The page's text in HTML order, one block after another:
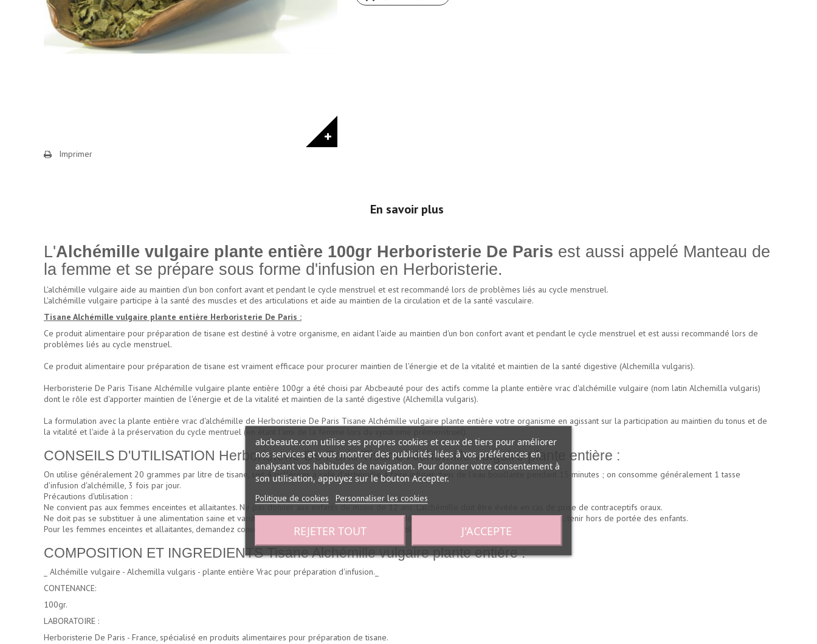
Imprimer
En savoir plus
L'Alchémille vulgaire plante entière 100gr Herboristerie De Paris est aussi appelé Manteau de
la femme et se prépare sous forme d'infusion en Herboristerie.
L'alchémille vulgaire aide au maintien d'un bon confort avant et pendant le cycle menstruel et est recommandé lors de problèmes liés au cycle menstruel.
L'alchémille vulgaire participe à la santé des muscles et des articulations et aide au maintien de la circulation et de la santé vasculaire.
Tisane Alchémille vulgaire plante entière Herboristerie De Paris :
Ce produit alimentaire pour préparation de tisane est destiné à votre organisme, en aidant l'aide au maintien d'un bon confort avant et pendant le cycle menstruel et est aussi recommandé lors de
problèmes liés au cycle menstruel.
Ce produit alimentaire pour préparation de tisane est vraiment efficace pour procurer maintien de l'énergie et de la vitalité et maintien de la santé digestive (Alchemilla vulgaris).
Herboristerie De Paris Tisane Alchémille vulgaire plante entière 100gr a été choisi par Abcbeauté pour des actifs comme la plante entière vrac d'alchémille vulgaire (nom latin Alchemilla vulgaris)
dont le rôle est d'apporter maintien de l'énergie et de la vitalité et maintien de la santé digestive (Alchemilla vulgaris).
La formulation avec la plante entière vrac d'alchémille de Herboristerie De Paris Tisane Alchémille vulgaire plante entière votre organisme en agissant sur la participation au maintien du tonus et de
la vitalité et l'aide à la préservation du cycle mentruel (en étant l'ami de la femme lors du syndrome prémenstruel).
CONSEILS D'UTILISATION Herboristerie De Paris Tisane Alchémille vulgaire plante entière :
On utilise généralement 20 grammes par litre de tisane, soit 4 cuillérées à cafe d'alchémille à faire infuser dans de l'eau bouillante pendant 15 minutes ; on consomme généralement 1 tasse
d'infusion d'alchémille, 3 fois par jour.
Précautions d'utilisation :
Ne convient pas aux femmes enceintes et allaitantes. Ne pas donner aux enfants de moins de 12 ans. L'alchémille doit être évitée en cas de prise de contraceptifs oraux.
Ne doit pas se substituer à une alimentation saine et variée et à un mode de vie équilibré, ne pas dépasser les doses journalières conseillées, tenir hors de portée des enfants.
Pour les femmes enceintes et allaitantes, demandez conseil à un professionnel de la santé avant utilisation.
COMPOSITION ET INGREDIENTS Tisane Alchémille vulgaire plante entière :
_ Alchémille vulgaire - Alchemilla vulgaris - plante entière Vrac pour préparation d'infusion._
CONTENANCE:
100gr.
LABORATOIRE :
Herboristerie De Paris - France, spécialisé en produits alimentaires pour préparation de tisane.
abcbeaute.com utilise ses propres cookies et ceux de tiers pour améliorer
nos services et vous montrer des publicités liées à vos préférences en
analysant vos habitudes de navigation. Pour donner votre consentement à
son utilisation, appuyez sur le bouton Accepter.
Politique de cookies Personnaliser les cookies
REJETER TOUT J'ACCEPTE